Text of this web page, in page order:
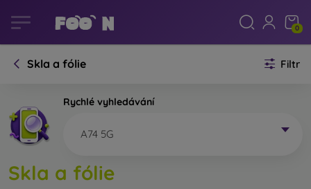
0
Skla a fólie Filtr
Rychlé vyhledávání
A74 5G
Skla a fólie